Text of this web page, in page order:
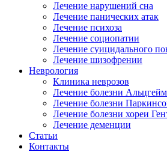
Лечение нарушений сна
Лечение панических атак
Лечение психоза
Лечение социопатии
Лечение суицидального
Лечение шизофрении
Неврология
Клиника неврозов
Лечение болезни
Лечение болезни
Лечение болезни хореи
Лечение деменции
Статьи
Контакты